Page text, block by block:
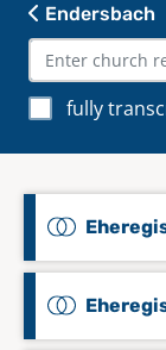
Endersbach
fully